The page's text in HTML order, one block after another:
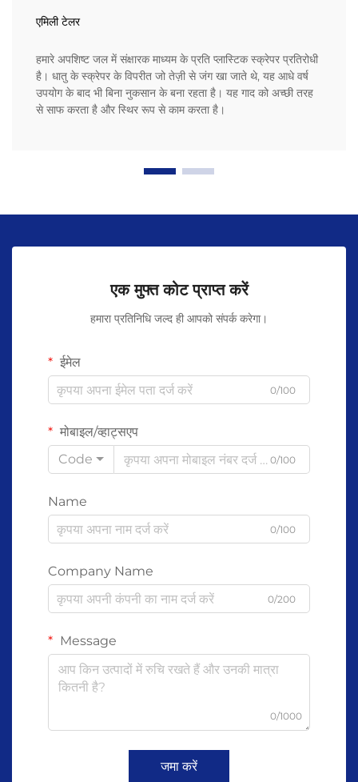
एमिली टेलर
हमारे अपशिष्ट जल में संक्षारक माध्यम के प्रति प्लास्टिक स्क्रेपर प्रतिरोधी
है। धातु के स्क्रेपर के विपरीत जो तेज़ी से जंग खा जाते थे, यह आधे वर्ष
उपयोग के बाद भी बिना नुकसान के बना रहता है। यह गाद को अच्छी तरह
से साफ करता है और स्थिर रूप से काम करता है।
एक मुफ्त कोट प्राप्त करें
हमारा प्रतिनिधि जल्द ही आपको संपर्क करेगा।
ईमेल
0/100
मोबाइल/व्हाट्सएप
Code
0/100
Name
0/100
Company Name
0/200
Message
0/1000
जमा करें